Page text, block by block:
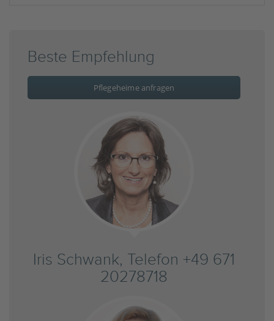
Beste Empfehlung
Pflegeheime anfragen
Iris Schwank, Telefon +49 671
20278718